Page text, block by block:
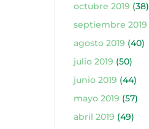
octubre 2019 (38)
septiembre 2019
agosto 2019 (40)
julio 2019 (50)
junio 2019 (44)
mayo 2019 (57)
abril 2019 (49)